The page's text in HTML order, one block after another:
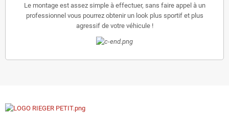
Le montage est assez simple à effectuer, sans faire appel à un
professionnel vous pourrez obtenir un look plus sportif et plus
agressif de votre véhicule !